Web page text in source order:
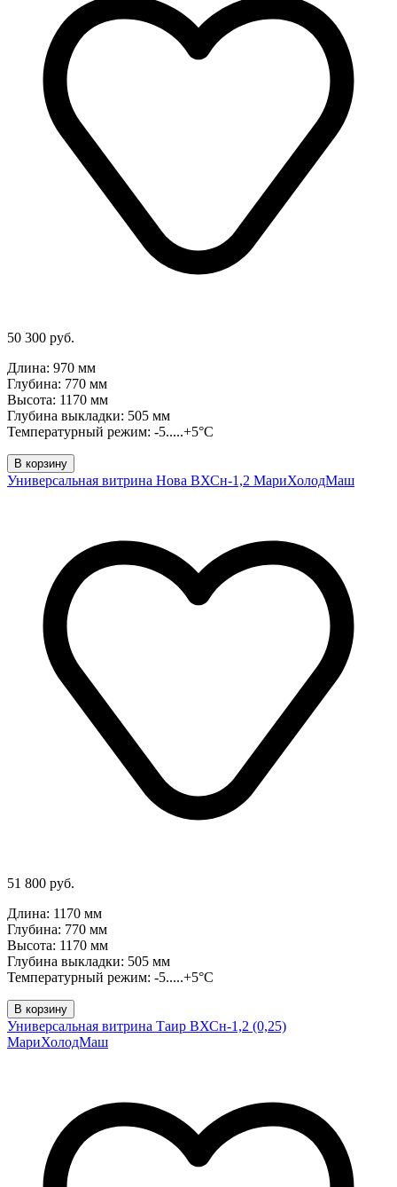
50 300 руб.
Длина: 970 мм
Глубина: 770 мм
Высота: 1170 мм
Глубина выкладки: 505 мм
Температурный режим: -5.....+5°C
В корзину
Универсальная витрина Нова ВХСн-1,2 МариХолодМаш
51 800 руб.
Длина: 1170 мм
Глубина: 770 мм
Высота: 1170 мм
Глубина выкладки: 505 мм
Температурный режим: -5.....+5°C
В корзину
Универсальная витрина Таир ВХСн-1,2 (0,25)
МариХолодМаш